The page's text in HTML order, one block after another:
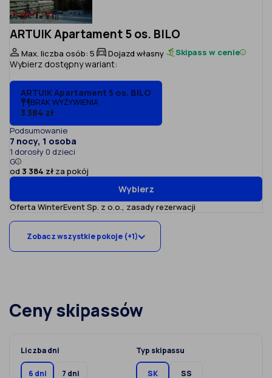
ARTUIK Apartament 5 os. BILO
Max. liczba osób: 5 Dojazd własny Skipass w cenie
Wybierz dostępny wariant:
ARTUIK Apartament 5 os. BILO
BRAK WYŻYWIENIA
3 384 zł
Podsumowanie
7 nocy, 1 osoba
1 dorosły 0 dzieci
G
od 3 384 zł za pokój
Wybierz
Oferta WinterEvent Sp. z o.o., zasady rezerwacji
Zobacz wszystkie pokoje (+1)
Ceny skipassów
Liczba dni
6 dni 7 dni
Typ skipassu
SK
SS